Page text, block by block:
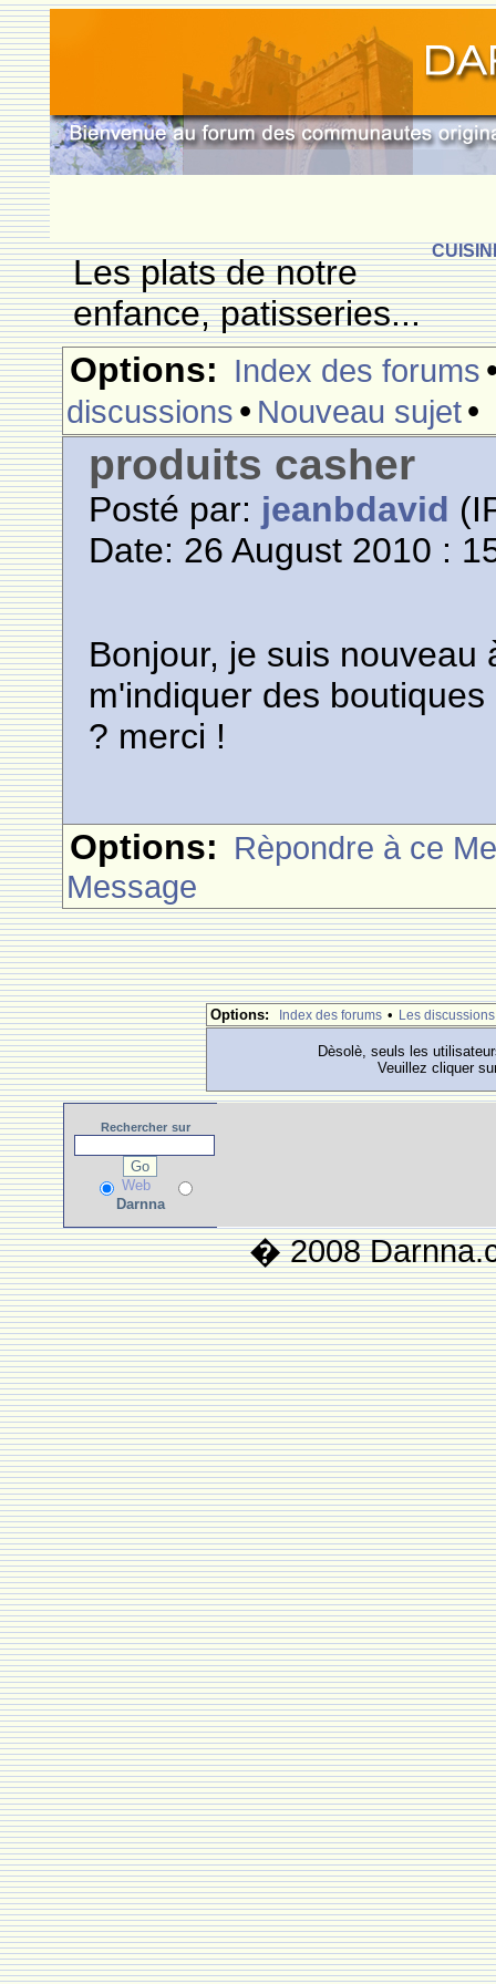
Les plats de notre
enfance, patisseries...
Options: Index des forums
discussions • Nouveau sujet•
produits casher
Posté par: jeanbdavid
Date: 26 August 2010 :
Bonjour, je suis
m'indiquer des
? merci !
Options: Rèpondre à ce
Message
Options: Index des forums • Les discussions
Dèsolè, seuls les
Veuillez cliquer
Rechercher sur
Web
Darnna
� 2008